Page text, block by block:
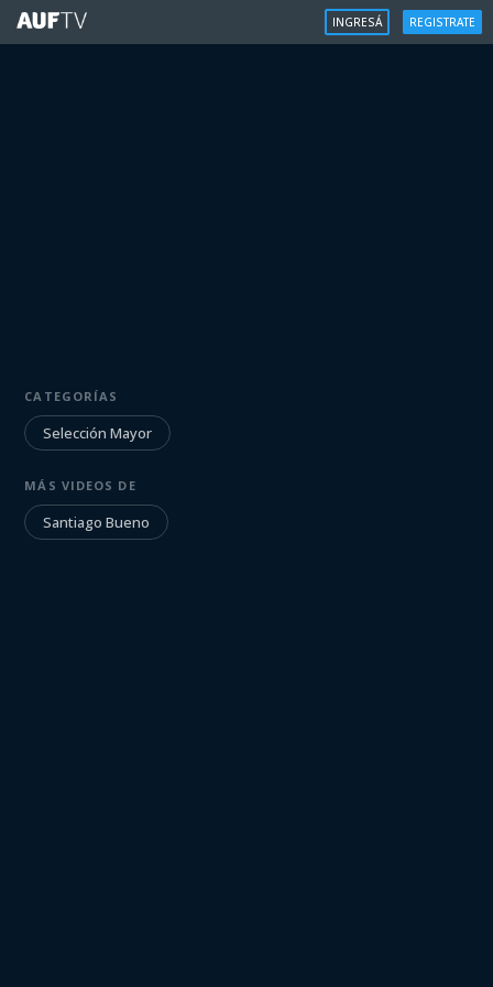
INGRESÁ REGISTRATE
Iniciá sesión para ver
CATEGORÍAS
Selección Mayor
MÁS VIDEOS DE
Santiago Bueno